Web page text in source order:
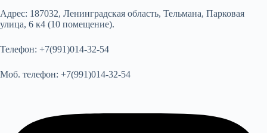
Адрес: 187032, Ленинградская область, Тельмана, Парковая
улица, 6 к4 (10 помещение).
Телефон: +7(991)014-32-54
Моб. телефон: +7(991)014-32-54